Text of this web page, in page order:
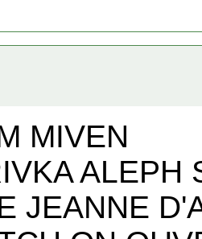
MIVEN
ALEPH
JEANNE